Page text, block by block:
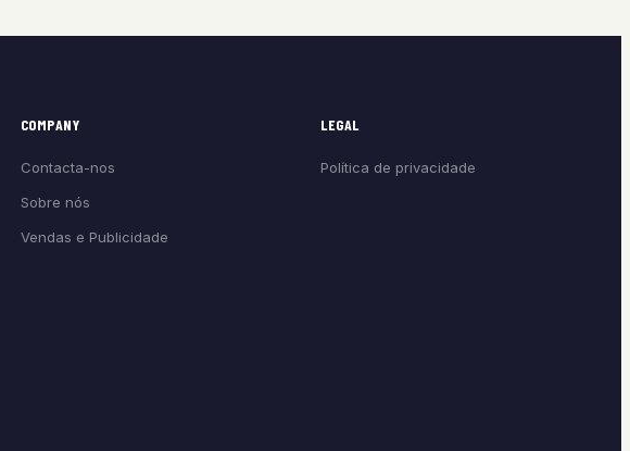
COMPANY
Contacta-nos
Sobre nós
Vendas e Publicidade
LEGAL
Política de privacidade